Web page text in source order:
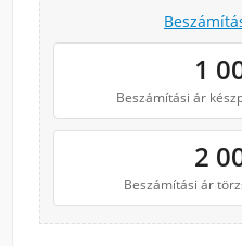
1
Beszámítási ár
2
Beszámítási ár